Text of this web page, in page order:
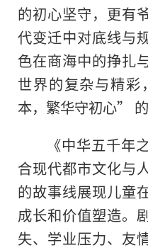
的初心坚守，更有
代变迁中对底线与
色在商海中的挣扎
世界的复杂与精
本，繁华守初心” 的
《中华五千年
合现代都市文化与
的故事线展现儿童
成长和价值塑造。
失、学业压力、友